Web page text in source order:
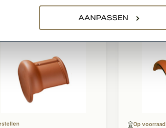
AANPASSEN
Op voorraad